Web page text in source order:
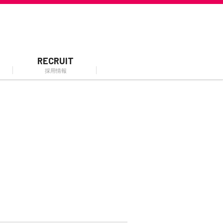
RECRUIT
採用情報